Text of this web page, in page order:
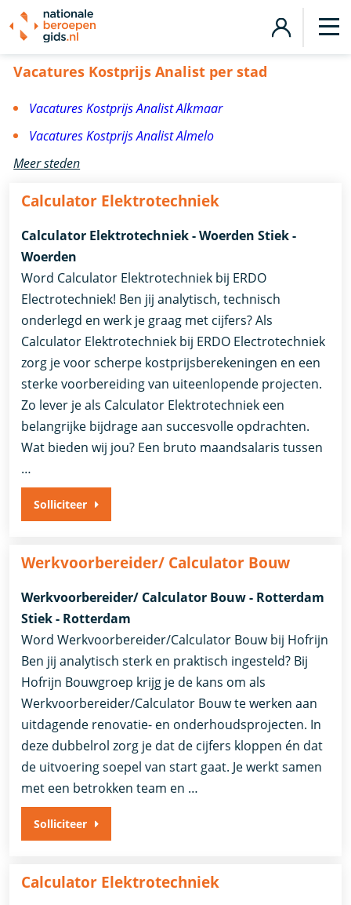
Vacatures Kostprijs Analist
Vacatures Kostprijs Analist per stad
Vacatures Kostprijs Analist Alkmaar
Vacatures Kostprijs Analist Almelo
Meer steden
Calculator Elektrotechniek
Calculator Elektrotechniek - Woerden Stiek -
Woerden
Word Calculator Elektrotechniek bij ERDO
Electrotechniek! Ben jij analytisch, technisch
onderlegd en werk je graag met cijfers? Als
Calculator Elektrotechniek bij ERDO Electrotechniek
zorg je voor scherpe kostprijsberekeningen en een
sterke voorbereiding van uiteenlopende projecten.
Zo lever je als Calculator Elektrotechniek een
belangrijke bijdrage aan succesvolle opdrachten.
Wat bieden wij jou? Een bruto maandsalaris tussen
…
Solliciteer
Werkvoorbereider/ Calculator Bouw
Werkvoorbereider/ Calculator Bouw - Rotterdam
Stiek - Rotterdam
Word Werkvoorbereider/Calculator Bouw bij Hofrijn
Ben jij analytisch sterk en praktisch ingesteld? Bij
Hofrijn Bouwgroep krijg je de kans om als
Werkvoorbereider/Calculator Bouw te werken aan
uitdagende renovatie- en onderhoudsprojecten. In
deze dubbelrol zorg je dat de cijfers kloppen én dat
de uitvoering soepel van start gaat. Je werkt samen
met een betrokken team en …
Solliciteer
Calculator Elektrotechniek